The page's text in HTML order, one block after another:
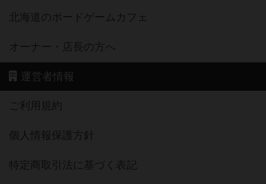
北海道のボードゲームカフェ
オーナー・店長の方へ
運営者情報
ご利用規約
個人情報保護方針
特定商取引法に基づく表記